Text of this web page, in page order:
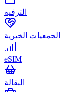
الترفيه
الجمعيات الخيرية
eSIM
البقالة